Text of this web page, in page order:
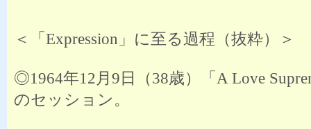
＜「Expression」に至る過程（抜粋）＞
◎1964年12月9日（38歳）「A Love
のセッション。